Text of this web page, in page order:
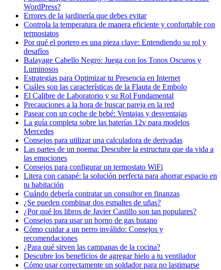
WordPress?
Errores de la jardinería que debes evitar
Controla la temperatura de manera eficiente y confortable con
termostatos
Por qué el portero es una pieza clave: Entendiendo su rol y
desafíos
Balayage Cabello Negro: Juega con los Tonos Oscuros y
Luminosos
Estrategias para Optimizar tu Presencia en Internet
Cuáles son las características de la Flauta de Embolo
El Calibre de Laboratorio y su Rol Fundamental
Precauciones a la hora de buscar pareja en la red
Pasear con un coche de bebé: Ventajas y desventajas
La guía completa sobre las baterías 12v para modelos
Mercedes
Consejos para utilizar una calculadora de derivadas
Las partes de un poema: Descubre la estructura que da vida a
las emociones
Consejos para configurar un termostato WiFi
Litera con canapé: la solución perfecta para ahorrar espacio en
tu habitación
Cuándo debería contratar un consultor en finanzas
¿Se pueden combinar dos esmaltes de uñas?
¿Por qué los libros de Javier Castillo son tan populares?
Consejos para usar un horno de gas butano
Cómo cuidar a un perro inválido: Consejos y
recomendaciones
¿Para qué sirven las campanas de la cocina?
Descubre los beneficios de agregar hielo a tu ventilador
Cómo usar correctamente un soldador para no lastimarse